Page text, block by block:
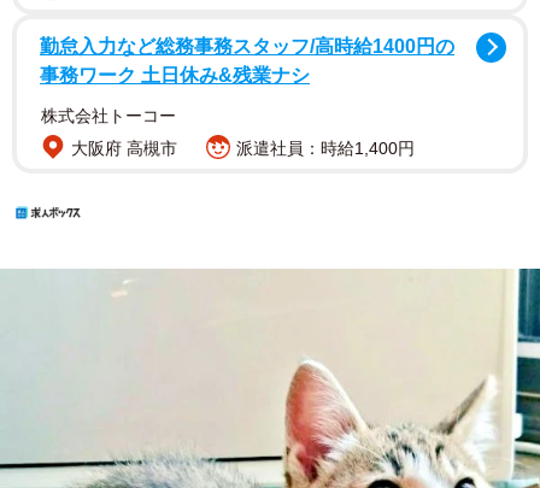
勤怠入力など総務事務スタッフ/高時給1400円の
事務ワーク 土日休み&残業ナシ
株式会社トーコー
大阪府 高槻市
派遣社員：時給1,400円